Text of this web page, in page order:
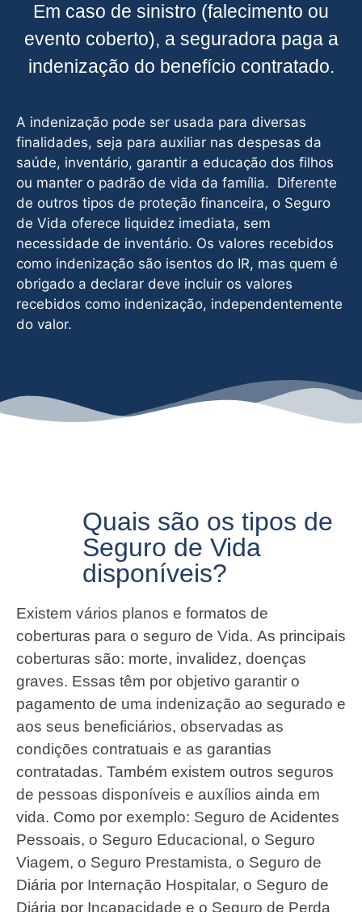
Em caso de sinistro (falecimento ou
evento coberto), a seguradora paga a
indenização do benefício contratado.
A indenização pode ser usada para diversas
finalidades, seja para auxiliar nas despesas da
saúde, inventário, garantir a educação dos filhos
ou manter o padrão de vida da família. Diferente
de outros tipos de proteção financeira, o Seguro
de Vida oferece liquidez imediata, sem
necessidade de inventário. Os valores recebidos
como indenização são isentos do IR, mas quem é
obrigado a declarar deve incluir os valores
recebidos como indenização, independentemente
do valor.
Quais são os tipos de
Seguro de Vida
disponíveis?
Existem vários planos e formatos de
coberturas para o seguro de Vida. As principais
coberturas são: morte, invalidez, doenças
graves. Essas têm por objetivo garantir o
pagamento de uma indenização ao segurado e
aos seus beneficiários, observadas as
condições contratuais e as garantias
contratadas. Também existem outros seguros
de pessoas disponíveis e auxílios ainda em
vida. Como por exemplo: Seguro de Acidentes
Pessoais, o Seguro Educacional, o Seguro
Viagem, o Seguro Prestamista, o Seguro de
Diária por Internação Hospitalar, o Seguro de
Diária por Incapacidade e o Seguro de Perda